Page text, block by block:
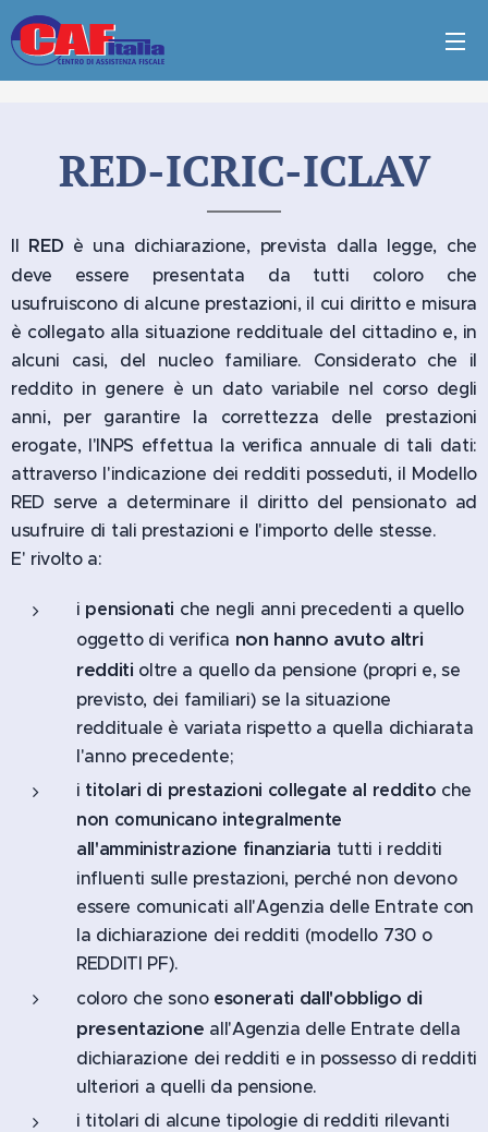
RED-ICRIC-ICLAV
Il RED è una dichiarazione, prevista dalla legge, che
deve essere presentata da tutti coloro che
usufruiscono di alcune prestazioni, il cui diritto e misura
è collegato alla situazione reddituale del cittadino e, in
alcuni casi, del nucleo familiare. Considerato che il
reddito in genere è un dato variabile nel corso degli
anni, per garantire la correttezza delle prestazioni
erogate, l'INPS effettua la verifica annuale di tali dati:
attraverso l'indicazione dei redditi posseduti, il Modello
RED serve a determinare il diritto del pensionato ad
usufruire di tali prestazioni e l'importo delle stesse.
E' rivolto a:
i pensionati che negli anni precedenti a quello
oggetto di verifica non hanno avuto altri
redditi oltre a quello da pensione (propri e, se
previsto, dei familiari) se la situazione
reddituale è variata rispetto a quella dichiarata
l'anno precedente;
i titolari di prestazioni collegate al reddito che
non comunicano integralmente
all'amministrazione finanziaria tutti i redditi
influenti sulle prestazioni, perché non devono
essere comunicati all'Agenzia delle Entrate con
la dichiarazione dei redditi (modello 730 o
REDDITI PF).
coloro che sono esonerati dall'obbligo di
presentazione all'Agenzia delle Entrate della
dichiarazione dei redditi e in possesso di redditi
ulteriori a quelli da pensione.
i titolari di alcune tipologie di redditi rilevanti